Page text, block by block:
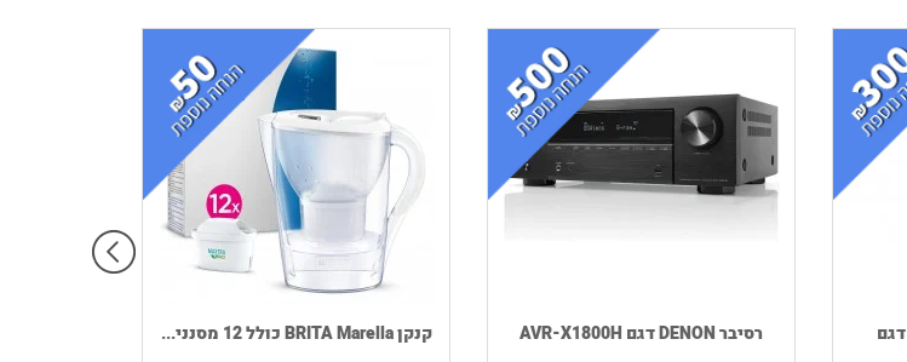
קנקן BRITA Marella כולל 12 מסנני... רסיבר DENON דגם AVR-X1800H טוחן אשפה InSinkErator דגם